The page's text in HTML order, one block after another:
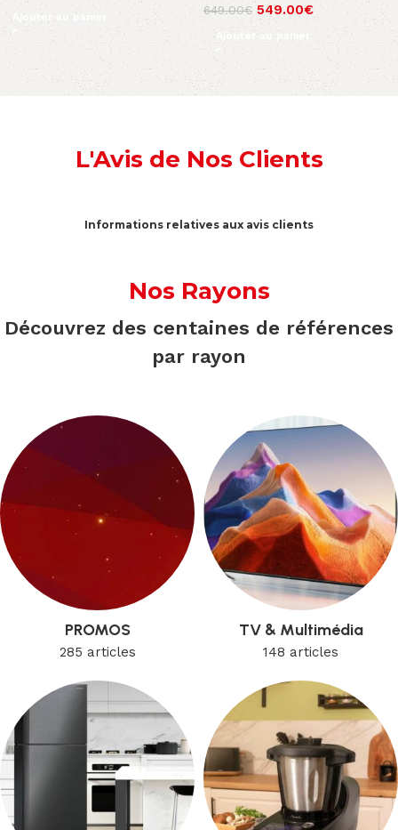
Ajouter au panier 649.00€ 549.00€
Ajouter au panier
L'Avis de Nos Clients
Informations relatives aux avis clients
Nos Rayons
Découvrez des centaines de références
par rayon
PROMOS
285 articles
TV & Multimédia
148 articles